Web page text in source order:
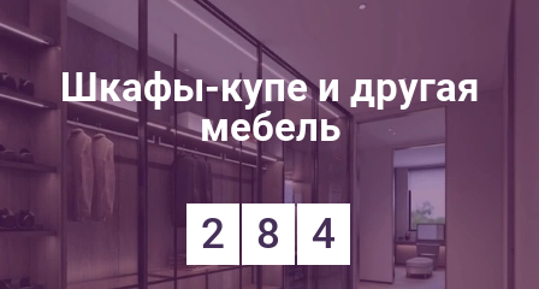
Шкафы-купе и другая
мебель
2 8 4